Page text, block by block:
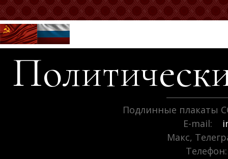
Подлинные плакаты
E-mail:
Макс,
Телефон: